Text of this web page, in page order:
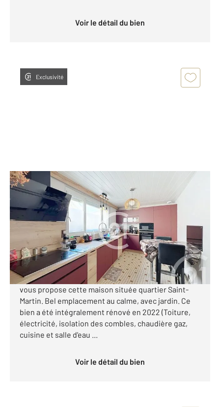
Voir le détail du bien
Exclusivité
COGNAC 16
115 m2, 5 pièces
Ref : 1774
Maison à vendre
207 400 €
Visiter le site dédié
Votre agence Century 21 Xso Immobilier Cognac
vous propose cette maison située quartier Saint-
Martin. Bel emplacement au calme, avec jardin. Ce
bien a été intégralement rénové en 2022 (Toiture,
électricité, isolation des combles, chaudière gaz,
cuisine et salle d'eau ...
Voir le détail du bien